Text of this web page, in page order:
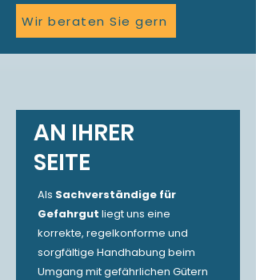
Wir beraten Sie gern
AN IHRER
SEITE
Als Sachverständige für
Gefahrgut liegt uns eine
korrekte, regelkonforme und
sorgfältige Handhabung beim
Umgang mit gefährlichen Gütern